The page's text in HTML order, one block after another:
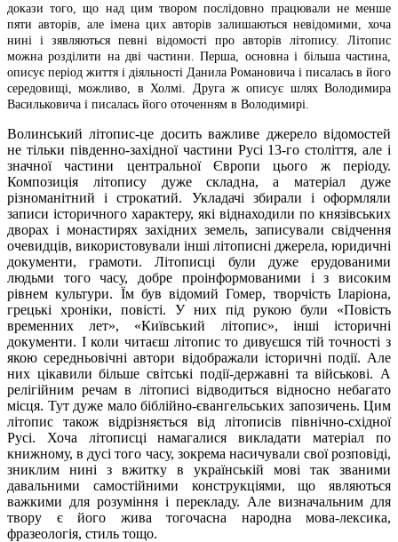
докази того, що над цим твором послідовно працювали не менше
пяти авторів, але імена цих авторів залишаються невідомими, хоча
нині і зявляються певні відомості про авторів літопису. Літопис
можна розділити на дві частини. Перша, основна і більша частина,
описує період життя і діяльності Данила Романовича і писалась в його
середовищі, можливо, в Холмі. Друга ж описує шлях Володимира
Васильковича і писалась його оточенням в Володимирі.
Волинський літопис-це досить важливе джерело відомостей
не тільки південно-західної частини Русі 13-го століття, але і
значної частини центральної Європи цього ж періоду.
Композиція літопису дуже складна, а матеріал дуже
різноманітний і строкатий. Укладачі збирали і оформляли
записи історичного характеру, які віднаходили по князівських
дворах і монастирях західних земель, записували свідчення
очевидців, використовували інші літописні джерела, юридичні
документи, грамоти. Літописці були дуже ерудованими
людьми того часу, добре проінформованими і з високим
рівнем культури. Їм був відомий Гомер, творчість Іларіона,
грецькі хроніки, повісті. У них під рукою були «Повість
временних лет», «Київський літопис», інші історичні
документи. І коли читаєш літопис то дивуєшся тій точності з
якою середньовічні автори відображали історичні події. Але
них цікавили більше світські події-державні та військові. А
релігійним речам в літописі відводиться відносно небагато
місця. Тут дуже мало біблійно-євангельських запозичень. Цим
літопис також відрізняється від літописів північно-східної
Русі. Хоча літописці намагалися викладати матеріал по
книжному, в дусі того часу, зокрема насичували свої розповіді,
зниклим нині з вжитку в українській мові так званими
давальними самостійними конструкціями, що являються
важкими для розуміння і перекладу. Але визначальним для
твору є його жива тогочасна народна мова-лексика,
фразеологія, стиль тощо.